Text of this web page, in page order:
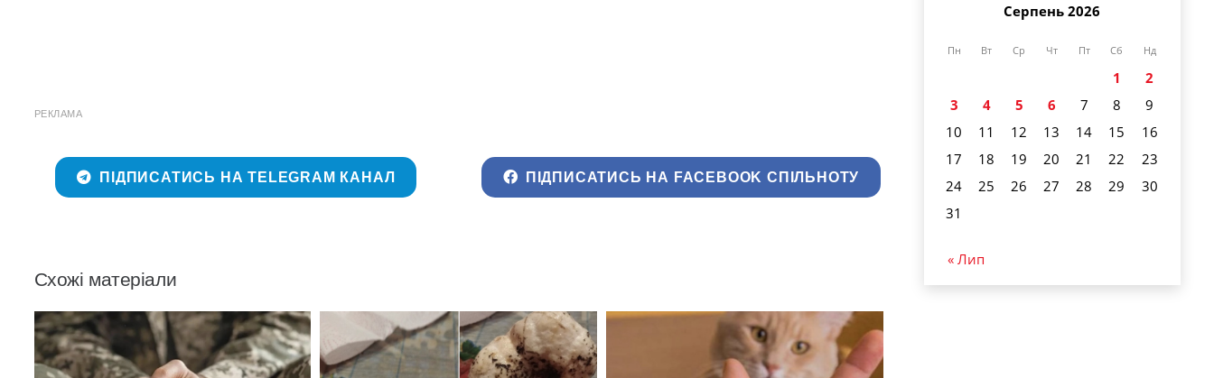
РЕКЛАМА
ПІДПИСАТИСЬ НА TELEGRAM КАНАЛ ПІДПИСАТИСЬ НА FACEBOOK СПІЛЬНОТУ
Схожі матеріали
Серпень 2026
Пн Вт Ср Чт Пт Сб Нд
1
2
3
4 5 6 7 8
9
10
11 12 13 14 15
16
17
18 19 20 21 22
23
24
25 26 27 28 29
30
31
« Лип